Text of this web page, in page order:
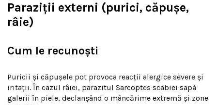
Paraziții externi (purici, căpușe,
râie)
Cum le recunoști
Puricii și căpușele pot provoca reacții alergice severe și
iritații. În cazul râiei, parazitul Sarcoptes scabiei sapă
galerii în piele, declanșând o mâncărime extremă și zone